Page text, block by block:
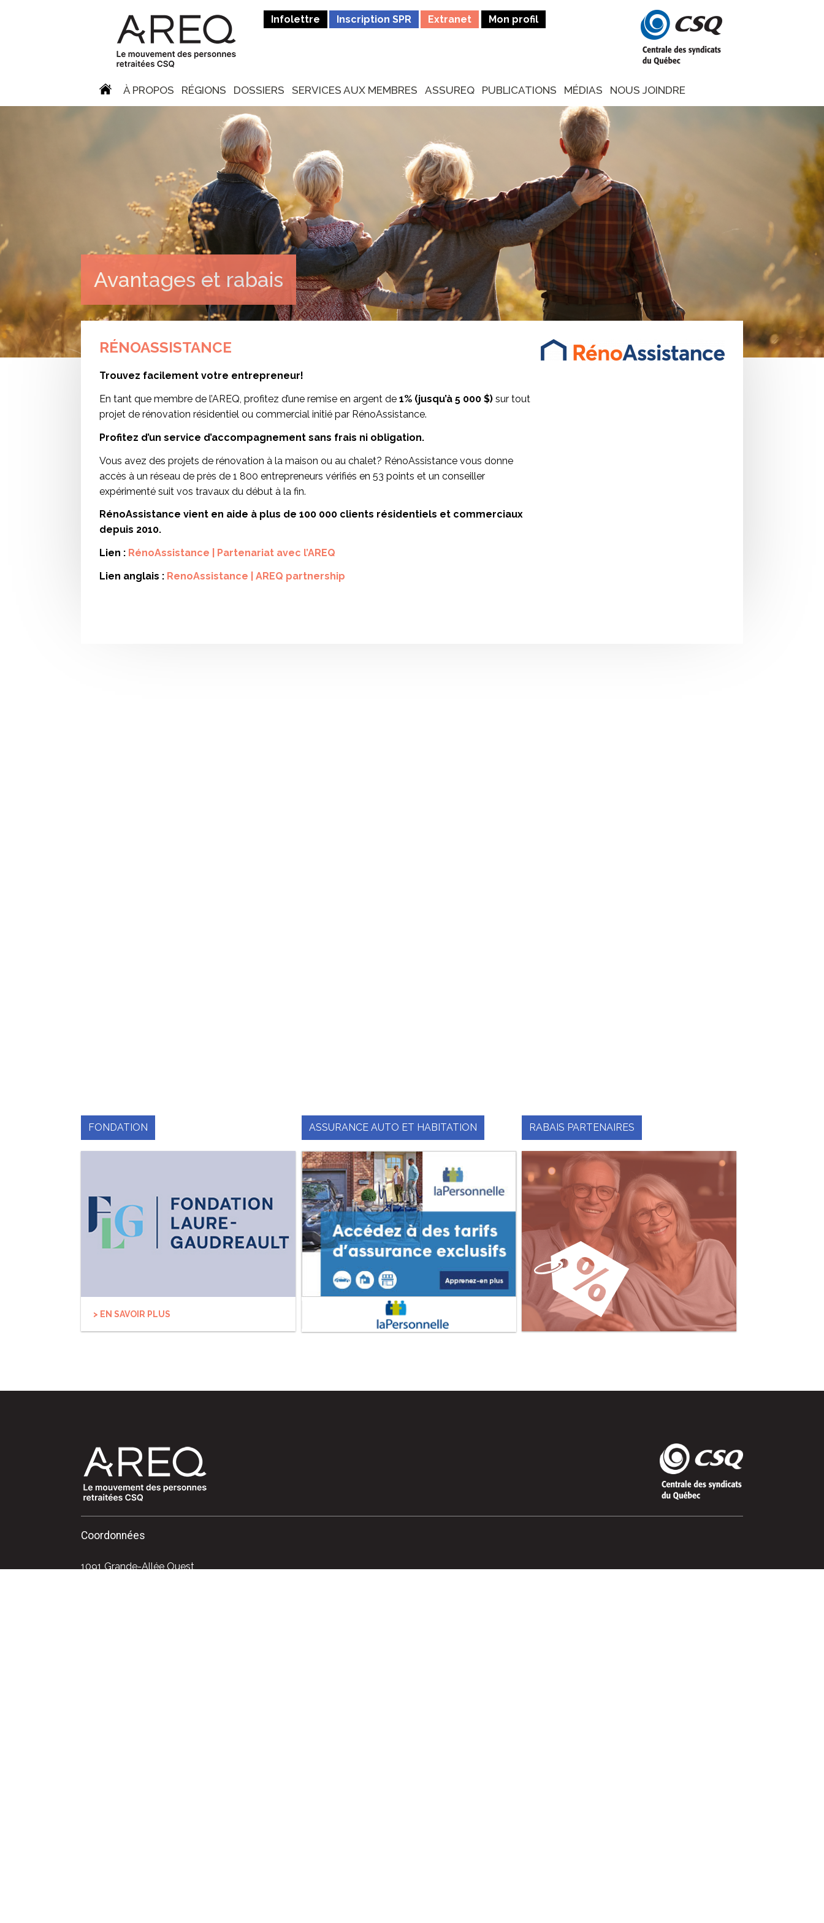
Infolettre Inscription SPR Extranet Mon profil
À PROPOS RÉGIONS DOSSIERS SERVICES AUX MEMBRES ASSUREQ PUBLICATIONS MÉDIAS NOUS JOINDRE
Avantages et rabais
RÉNOASSISTANCE
Trouvez facilement votre entrepreneur!
En tant que membre de l’AREQ, profitez d’une remise en argent de 1% (jusqu’à 5 000 $) sur tout
projet de rénovation résidentiel ou commercial initié par RénoAssistance.
Profitez d’un service d’accompagnement sans frais ni obligation.
Vous avez des projets de rénovation à la maison ou au chalet? RénoAssistance vous donne
accès à un réseau de près de 1 800 entrepreneurs vérifiés en 53 points et un conseiller
expérimenté suit vos travaux du début à la fin.
RénoAssistance vient en aide à plus de 100 000 clients résidentiels et commerciaux
depuis 2010.
Lien : RénoAssistance | Partenariat avec l’AREQ
Lien anglais : RenoAssistance | AREQ partnership
FONDATION
> EN SAVOIR PLUS
ASSURANCE AUTO ET HABITATION RABAIS PARTENAIRES
Coordonnées
1091 Grande-Allée Ouest